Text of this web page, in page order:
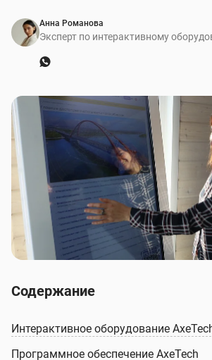
Анна Романова
Эксперт по интерактивному
Содержание
Интерактивное оборудование
Программное обеспечение AxeTech